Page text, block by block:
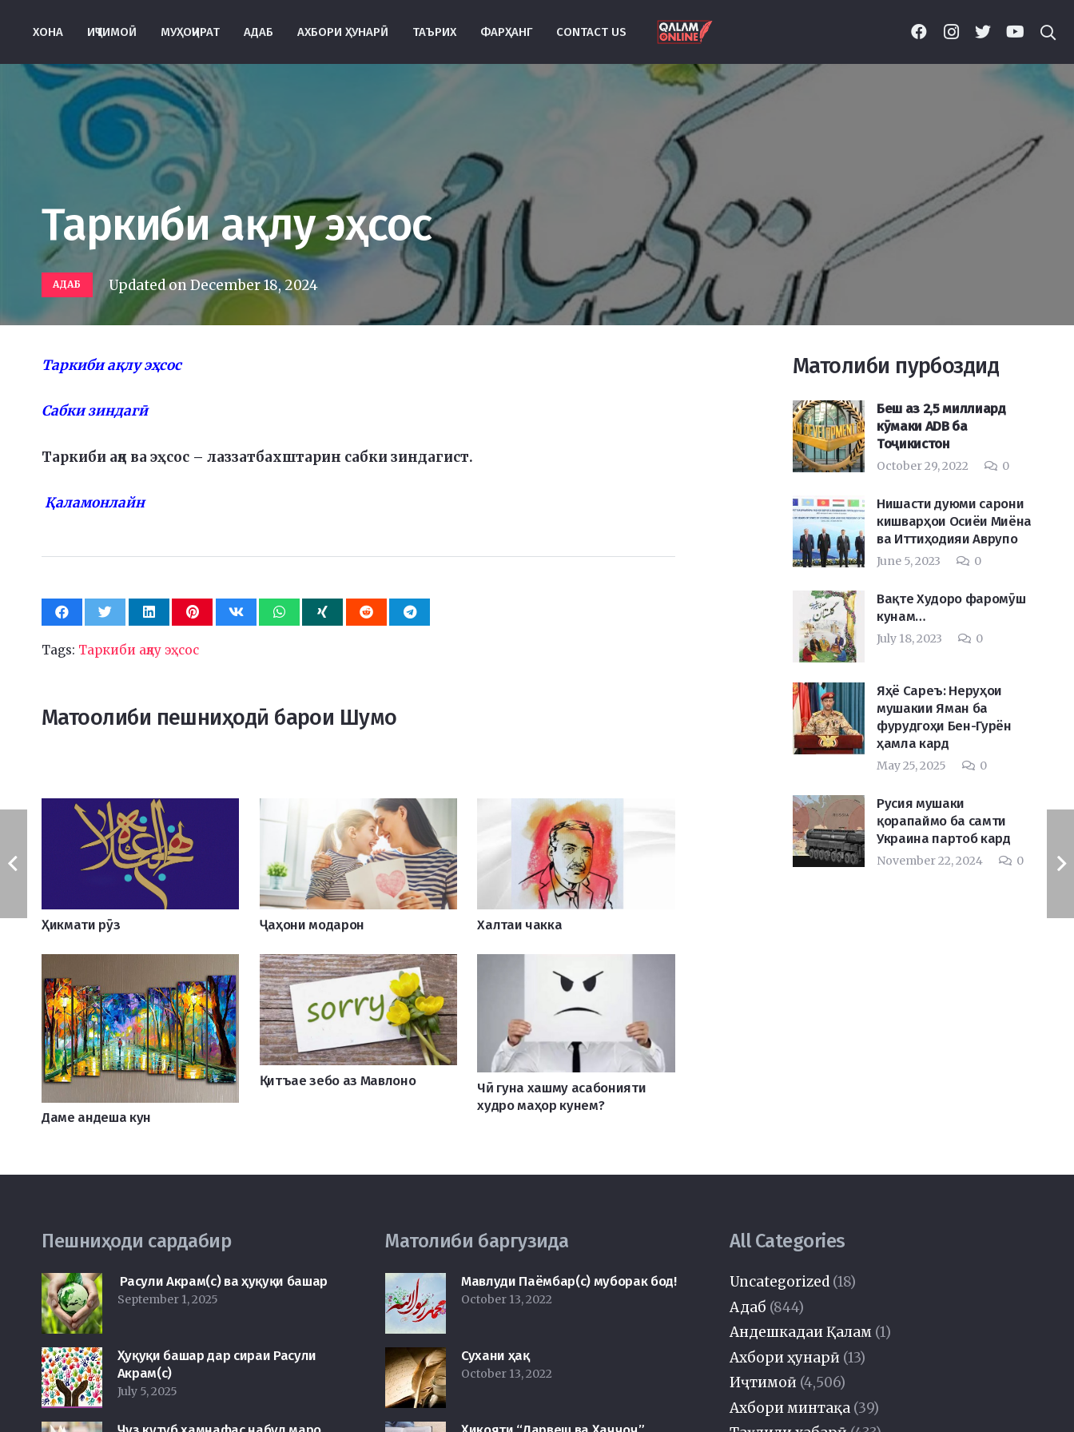
ХОНА ИҶТИМОӢ МУҲОҶИРАТ АДАБ АХБОРИ ҲУНАРӢ ТАЪРИХ ФАРҲАНГ CONTACT US
Таркиби ақлу эҳсос
АДАБ Updated onDecember 18, 2024
Таркиби ақлу эҳсос
Сабки зиндагӣ
Таркиби ақл ва эҳсос – лаззатбахштарин сабки зиндагист.
Қаламонлайн
Tags: Таркиби ақлу эҳсос
Матоолиби пешниҳодӣ барои Шумо
Ҳикмати рӯз Ҷаҳони модарон Халтаи чакка
Даме андеша кун
Қитъае зебо аз Мавлоно
Чӣ гуна хашму асабонияти
худро маҳор кунем?
Матолиби пурбоздид
Беш аз 2,5 миллиард
кӯмаки ADB ба
Тоҷикистон
October 29, 2022 0
Нишасти дуюми сарони
кишварҳои Осиёи Миёна
ва Иттиҳодияи Аврупо
June 5, 2023 0
Вақте Худоро фаромӯш
кунам…
July 18, 2023 0
Яҳё Сареъ: Неруҳои
мушакии Яман ба
фурудгоҳи Бен-Гурён
ҳамла кард
May 25, 2025 0
Русия мушаки
қорапаймо ба самти
Украина партоб кард
November 22, 2024 0
Пешниҳоди сардабир
Расули Акрам(с) ва ҳуқуқи башар
September 1, 2025
Ҳуқуқи башар дар сираи Расули
Акрам(с)
July 5, 2025
Матолиби баргузида
Мавлуди Паёмбар(с) муборак бод!
October 13, 2022
Сухани ҳақ
October 13, 2022
All Categories
Uncategorized(18)
Адаб (844)
Андешкадаи Қалам(1)
Ахбори ҳунарӣ (13)
Иҷтимоӣ (4,506)
Ахбори минтақа(39)